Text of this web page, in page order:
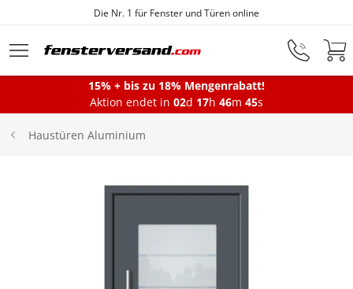
Zum Hauptinhalt springen
Fensterfabrik seit 1872
Montageservice
Terrassentüren
15% + bis zu 18% Mengenrabatt!
Aktion endet in 02d 17h 46m 44s
Haustüren Aluminium